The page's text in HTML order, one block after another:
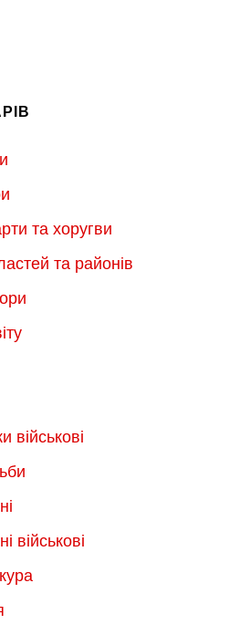
та хоругви
та районів
військові
військові